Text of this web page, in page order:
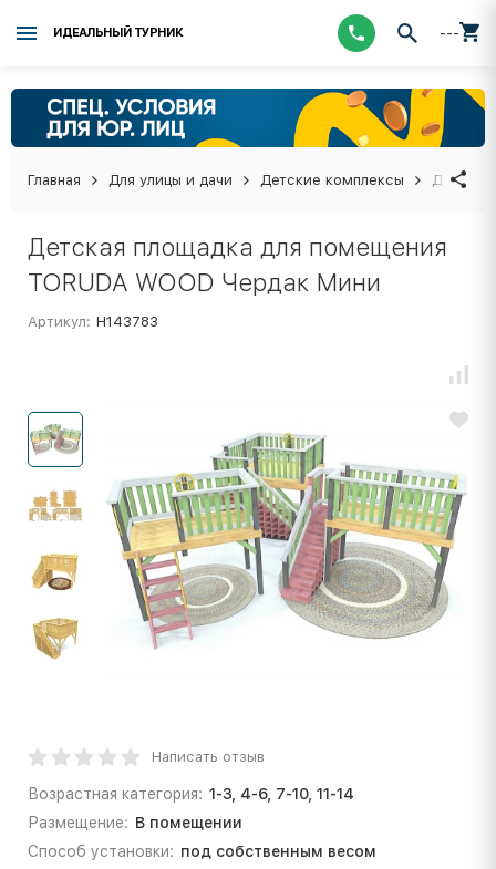
ИДЕАЛЬНЫЙ ТУРНИК ---
Главная Для улицы и дачи Детские комплексы
Детская площадка для помещения
TORUDA WOOD Чердак Мини
Артикул: Н143783
Написать отзыв
Возрастная категория: 1-3, 4-6, 7-10, 11-14
Размещение: В помещении
Способ установки: под собственным весом